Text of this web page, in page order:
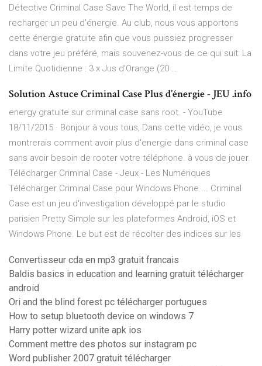
Détective Criminal Case Save The World, il est temps de
recharger un peu d'énergie. Au club, nous vous apportons
cette énergie gratuite afin que vous puissiez progresser
dans votre jeu préféré, mais souvenez-vous de ce qui suit: La
Limite Quotidienne : 3 x Jus d'Orange (20 …
Solution Astuce Criminal Case Plus d’énergie - JEU .info
energy gratuite sur criminal case sans root. - YouTube
18/11/2015 · Bonjour à vous tous, Dans cette vidéo, je vous
montrerais comment avoir plus d'energie dans criminal case
sans avoir besoin de rooter votre téléphone. à vous de jouer.
Télécharger Criminal Case - Jeux - Les Numériques
Télécharger Criminal Case pour Windows Phone ... Criminal
Case est un jeu d'investigation développé par le studio
parisien Pretty Simple sur les plateformes Android, iOS et
Windows Phone. Le but est de récolter des indices sur les
Convertisseur cda en mp3 gratuit francais
Baldis basics in education and learning gratuit télécharger
android
Ori and the blind forest pc télécharger portugues
How to setup bluetooth device on windows 7
Harry potter wizard unite apk ios
Comment mettre des photos sur instagram pc
Word publisher 2007 gratuit télécharger